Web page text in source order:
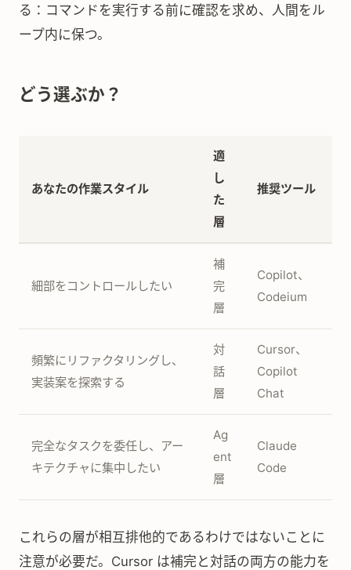
る：コマンドを実行する前に確認を求め、人間をル
ープ内に保つ。
どう選ぶか？
あなたの作業スタイル
適
し
た
層
推奨ツール
細部をコントロールしたい
補
完
層
Copilot、
Codeium
頻繁にリファクタリングし、
実装案を探索する
対
話
層
Cursor、
Copilot
Chat
完全なタスクを委任し、アー
キテクチャに集中したい
Ag
ent
層
Claude
Code
これらの層が相互排他的であるわけではないことに
注意が必要だ。Cursor は補完と対話の両方の能力を